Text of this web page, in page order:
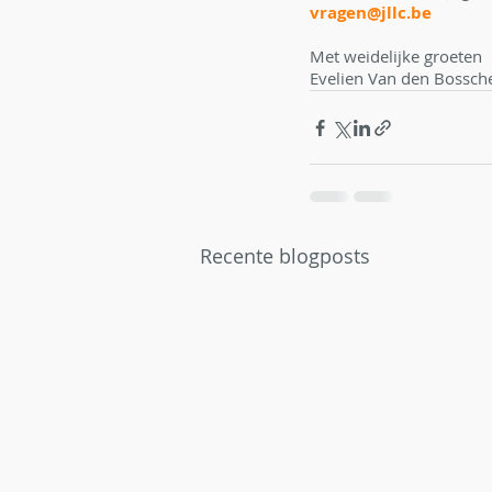
vragen@jllc.be
Met weidelijke groeten
Evelien Van den
Recente blogposts